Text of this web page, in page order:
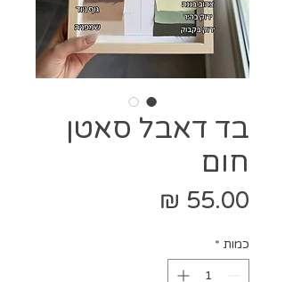
בד דאבל סאטן
חום
כמות *